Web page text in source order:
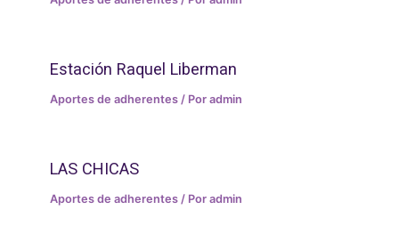
Estación Raquel Liberman
Aportes de adherentes / Poradmin
LAS CHICAS
Aportes de adherentes / Poradmin